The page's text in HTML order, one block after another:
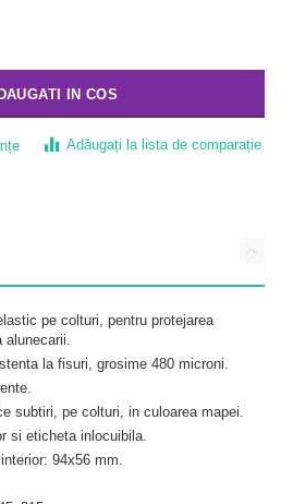
IN COS
Adăugați la lista de comparație
pe colturi, pentru protejarea
alunecarii.
la fisuri, grosime 480 microni.
subtiri, pe colturi, in culoarea mapei.
si eticheta inlocuibila.
94x56 mm.